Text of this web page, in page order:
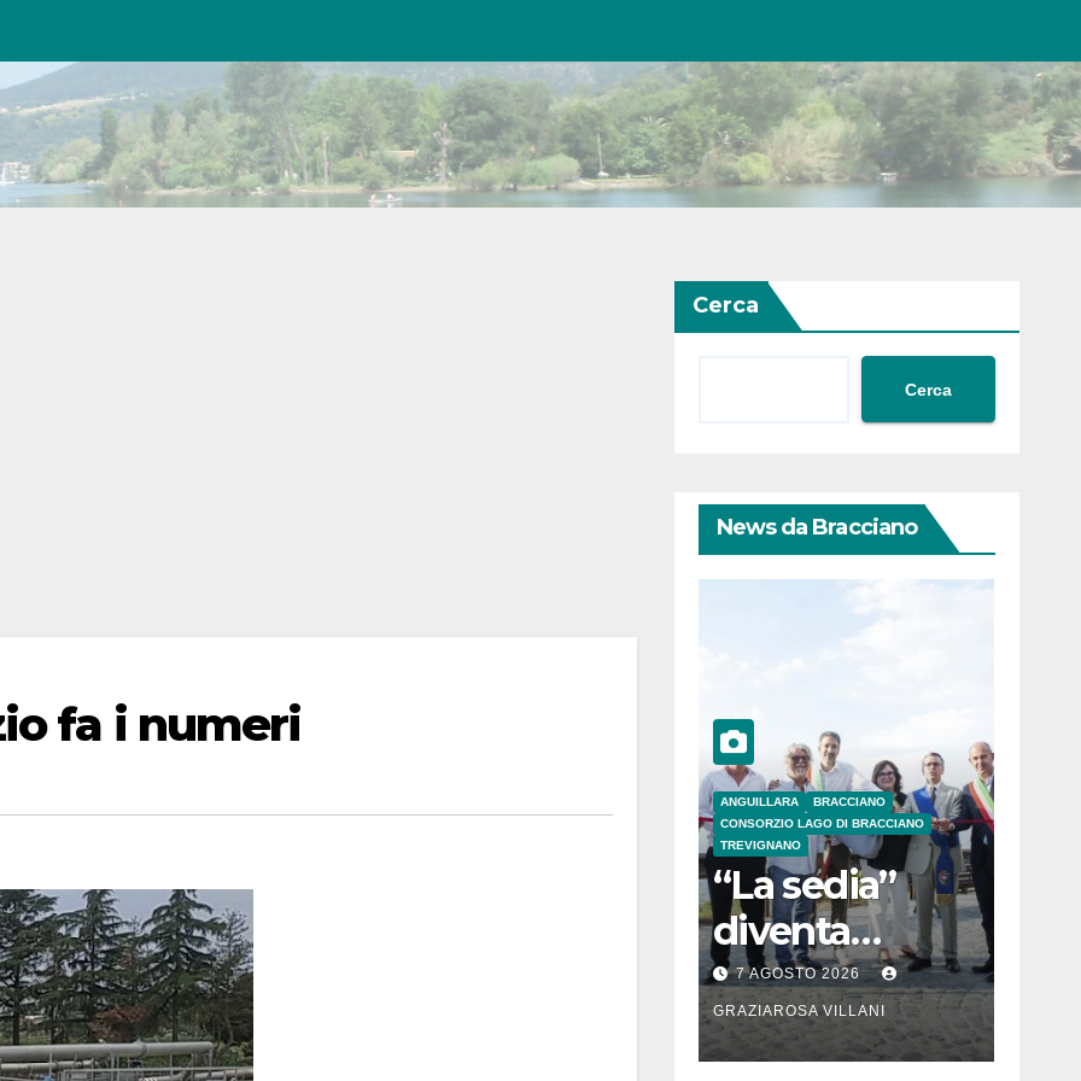
fa i numeri
Cerca
Cerca
News da Bracciano
ANGUILLARA
BRACCIANO
CONSORZIO LAGO DI BRACCIANO
TREVIGNANO
“La sedia”
diventa
Belvedere sul
lago di
Bracciano: ieri
7 AGOSTO 2026
GRAZIAROSA VILLANI